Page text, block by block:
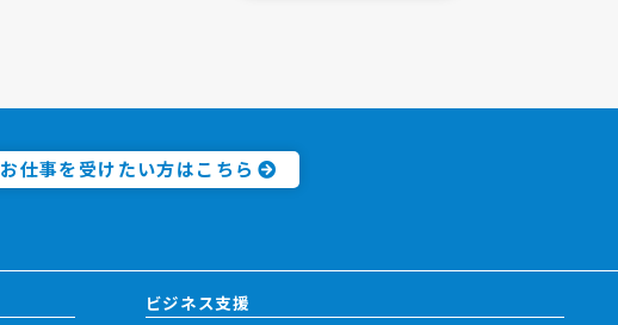
お仕事を受けたい方はこちら
ビジネス支援